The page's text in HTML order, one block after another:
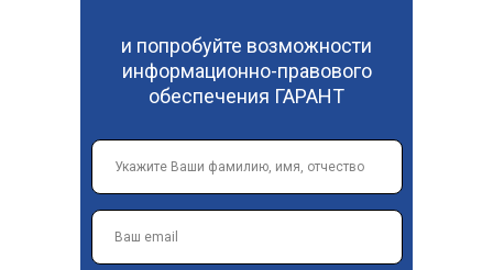
и попробуйте возможности
информационно-правового
обеспечения ГАРАНТ